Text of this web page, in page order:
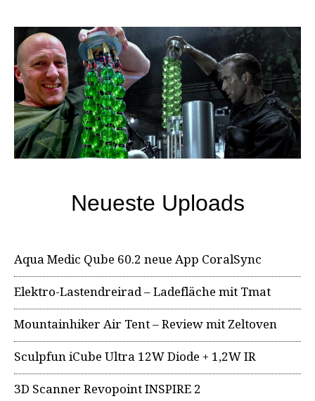
Neueste Uploads
Aqua Medic Qube 60.2 neue App CoralSync
Elektro-Lastendreirad – Ladefläche mit Tmat
Mountainhiker Air Tent – Review mit Zeltoven
Sculpfun iCube Ultra 12W Diode + 1,2W IR
3D Scanner Revopoint INSPIRE 2